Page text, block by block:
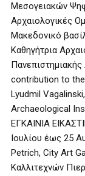
Μεσογειακών
Αρχαιολογικές
Μακεδονικό
Καθηγήτρια
contribution to
Lyudmil
Archaeological
ΕΓΚΑΙΝΙΑ
Ιουλίου έως 25
Petrich, City Art
Καλλιτεχνών